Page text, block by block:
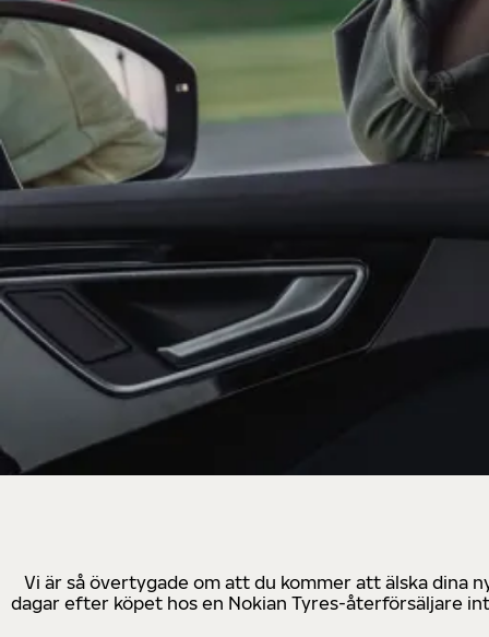
Vi är så övertygade om att du kommer att älska dina
dagar efter köpet hos en Nokian Tyres-återförsäljare